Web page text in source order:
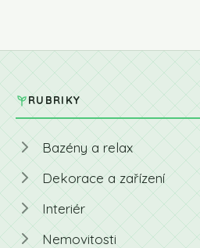
RUBRIKY
Bazény a relax
Dekorace a zařízení
Interiér
Nemovitosti